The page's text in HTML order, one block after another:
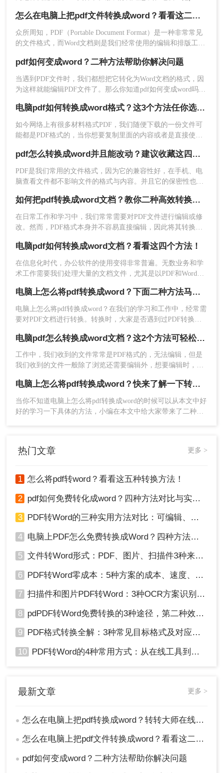
就来看看是怎么将pdf转word的，下次遇到这种问题就不用担心
了。
怎么在电脑上把pdf文件转换成word？看看这二个方法!
众所周知，PDF（Portable Document Format）是一种非常常见
的文件格式，而Word文档则是我们经常使用的编辑和排版工
可能会有一些困扰。那么怎么在电脑上把pdf文件转换成word
呢？本文将向你介绍一些简便的方法，让你可以轻松地在电脑
上进行PDF到Word的转换。
pdf如何变成word？二种方法帮助你解决问题
当遇到PDF文件时，我们都想把它转化为Word文档的格式，因
为这样就能编辑PDF文件了。那么你知道pdf如何变成word吗？
么将pdf转word的，下次遇到这种问题就不用担心了。
电脑pdf如何转换成word格式？这3个方法任你选择！看一次就能学会！
如今网络上有很多材料格式PDF，我们随便下载的一份文件可
能都是PDF格式的，当你想要复制里面的内容或者是直接使用
pdf转换成word格式，那么电脑pdf如何转换成word格式呢？今
日小编为大家解答这个让很多人好奇的问题。
pdf怎么转换成word并且能改动？建议收藏这四种转换方法！
PDF是我们常用的文件格式，因为它的兼容性好，在手机、电
脑查看文件都不影响文件的格式与内容。并且它的保密性也
需要对其进行更改的话，将需要把PDF格式转换成其他格式；
比如将PDF转为Word、PPT等，但是它们之间又不能直接相互
转换，我们需要借助一些工具才能完成操作；
如何把pdf转换成word文档？教你二种高效转换方法！
在日常工作和学习中，我们常常需要对PDF文件进行编辑或修
改。然而，PDF格式本身并不容易直接编辑，因此将其转换为
文档呢？本文将介绍两种有效的PDF转Word的方法。
电脑pdf如何转换成word文档？看看这四个方法！
在信息化时代，办公软件的使用变得非常普遍。无数业务和学
术工作需要我们处理大量的文档文件，尤其是以PDF和Word格
应用于电子书、教材、报告及宣传刊物；然而，在需要编辑和
修改内容时，Word格式又显得更为灵活方便。这就引出了一个
常见问题：电脑pdf如何转换成word文档？今天，让我们深入探
讨这个问题，并提供一些行之有效的解决方案。
电脑上怎么将pdf转换成word？下面二种方法马上教会你
电脑上怎么将pdf转换成word？在我们的学习和工作中，经常需
要对PDF文档进行转换。转换时，大家是否遇到过PDF转换乱
电脑pdf怎么转换成word文档？这2个方法可轻松解决！
工作中，我们收到的文件常常是PDF格式的，无法编辑，但是
我们收到的文件一般除了浏览还需要编辑外，想要编辑时，就
来给大家讲讲pdf转word的方法，教会你快速转换。
电脑上怎么将pdf转换成word？快来了解一下转转大师转换方法！
当你不知道电脑上怎么将pdf转换成word的时候可以从本文中好
好的学习一下具体的方法，小编在本文中给大家带来了二种相
热门文章 更多 >
1 怎么将pdf转word？看看这五种转换方法！
2 pdf如何免费转化成word？四种方法对比与实操指南（附详细表格）
3 PDF转Word的三种实用方法对比：可编辑、保格式、避风险！
4 电脑上PDF怎么免费转换成Word？四种方法对比与实操指南（附详细表格）!
5 文件转Word形式：PDF、图片、扫描件3种来源分别怎么处理！
6 PDF转Word零成本：5种方案的成本、速度、精度对比！
7 扫描件和图片PDF转Word：3种OCR方案识别率实测！
8 pdPDF转Word免费转换的3种途径，第二种效率最高！
9 PDF格式转换全解：3种常见目标格式及对应操作方法！
10 PDF转Word的4种常用方式：从在线工具到桌面软件全梳理！
最新文章 更多 >
● 怎么在电脑上把pdf转换成word？转转大师在线转换就能解决！
● 怎么在电脑上把pdf文件转换成word？看看这二个方法!
● pdf如何变成word？二种方法帮助你解决问题